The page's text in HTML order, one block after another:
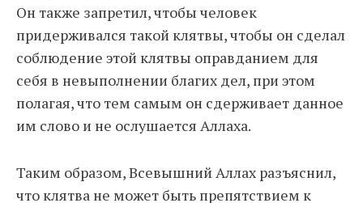
Он также запретил, чтобы человек
придерживался такой клятвы, чтобы он сделал
соблюдение этой клятвы оправданием для
себя в невыполнении благих дел, при этом
полагая, что тем самым он сдерживает данное
им слово и не ослушается Аллаха.
Таким образом, Всевышний Аллах разъяснил,
что клятва не может быть препятствием к